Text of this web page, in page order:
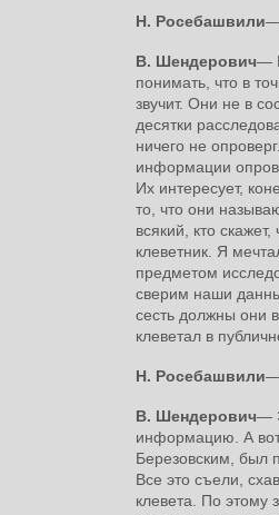
Н. Росебашвили―
В. Шендерович―
понимать, что в
звучит. Они не в
десятки
ничего не
информации
Их интересует,
то, что они
всякий, кто
клеветник. Я
предметом
сверим наши
сесть должны они
клеветал в
Н. Росебашвили―
В. Шендерович―
информацию. А
Березовским, был
Все это съели,
клевета. По этому